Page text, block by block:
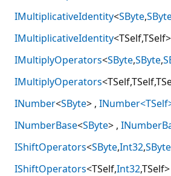
IMultiplicativeIdentity<SByte,
IMultiplicativeIdentity<TSelf,TSelf>
IMultiplyOperators<SByte,SByte,
IMultiplyOperators
INumber<SByte>
INumberBase<SByte>
IShiftOperators<SByte,Int32,SByte
IShiftOperators<TSelf,Int32,TSelf>